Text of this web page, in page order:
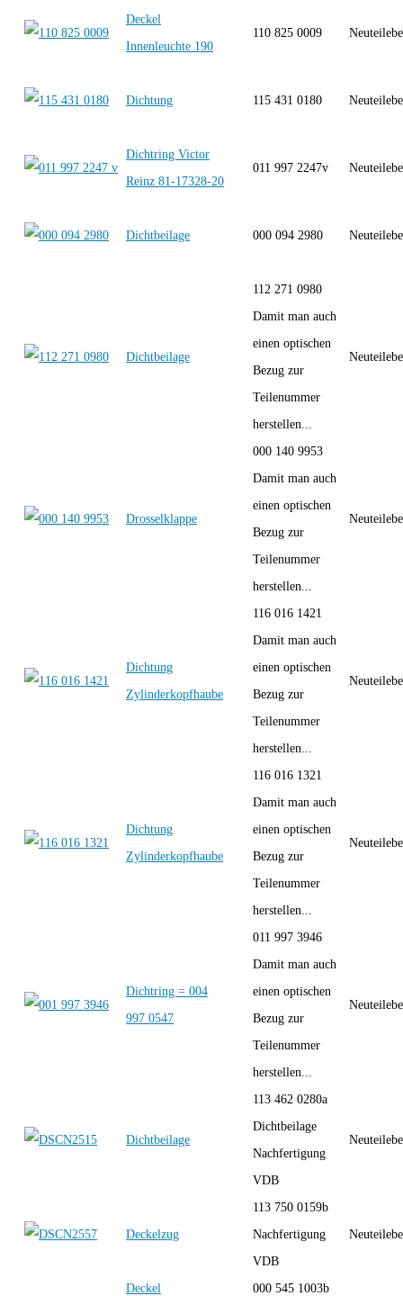
Deckel
Innenleuchte 190
110 825 0009
Dichtung 115 431 0180
Dichtring Victor
Reinz 81-17328-20
011 997 2247v
Dichtbeilage 000 094 2980
Dichtbeilage
112 271 0980
Damit man auch
einen optischen
Bezug zur
Teilenummer
herstellen...
Drosselklappe
000 140 9953
Damit man auch
einen optischen
Bezug zur
Teilenummer
herstellen...
Dichtung
Zylinderkopfhaube
116 016 1421
Damit man auch
einen optischen
Bezug zur
Teilenummer
herstellen...
Dichtung
Zylinderkopfhaube
116 016 1321
Damit man auch
einen optischen
Bezug zur
Teilenummer
herstellen...
Dichtring = 004
997 0547
011 997 3946
Damit man auch
einen optischen
Bezug zur
Teilenummer
herstellen...
Dichtbeilage
113 462 0280a
Dichtbeilage
Nachfertigung
VDB
Deckelzug
113 750 0159b
Nachfertigung
VDB
Deckel
000 545 1003b